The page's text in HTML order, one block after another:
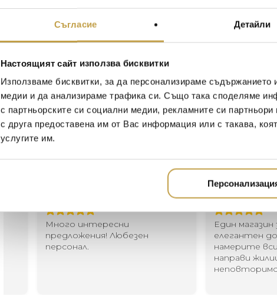
Съгласие Детайли
Настоящият сайт използва бисквитки
Използваме бисквитки, за да персонализираме
медии и да анализираме трафика си. Също така споделяме
с партньорските си социални медии, рекламните си
с друга предоставена им от Вас информация или с такава,
услугите им.
a
Много интересни
предложения! Любезен
персонал.
Иван Иванов
Един магазин за
елегантен дом. В
намерите всичко,
направи жилището
неповторимо